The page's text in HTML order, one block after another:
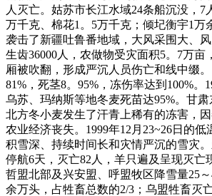
人灭亡。姑苏市长江水域24条船沉没，
万千克、棉花1。5万千克；倾圮衡宇1万
袭击了新疆吐鲁番地域，大风采围大、
生齿36000人，农做物受灾面积5。7万
厢被吹翻，形成严沉人员伤亡和线中缀
81%，死茎8。95%，冻伤率达到100%
乌苏、玛纳斯等地冬麦死苗达95%。甘
北方冬小麦发生了汗青上稀有的冻害，
农业经济丧失。1999年12月23~26日的
积雪深、持续时间长和灾情严沉的雪灾
停航6天，灭亡82人，羊只遍及呈现灭亡
哲盟北部及兴安盟、呼盟牧区降雪量25
余万头，占牲畜总数的2/3；乌盟牲畜灭